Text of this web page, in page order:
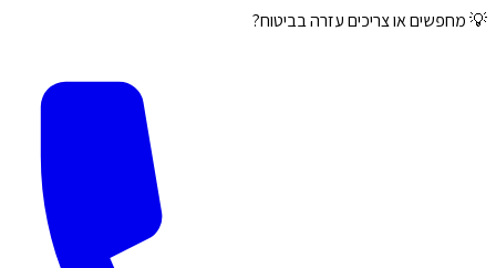
💡 מחפשים או צריכים עזרה בביטוח?